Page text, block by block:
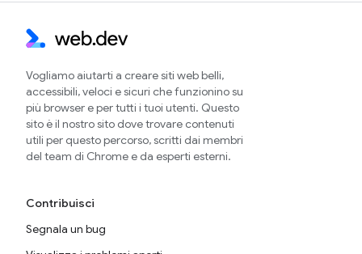
Vogliamo aiutarti a creare siti web belli,
accessibili, veloci e sicuri che funzionino su
più browser e per tutti i tuoi utenti. Questo
sito è il nostro sito dove trovare contenuti
utili per questo percorso, scritti dai membri
del team di Chrome e da esperti esterni.
Contribuisci
Segnala un bug